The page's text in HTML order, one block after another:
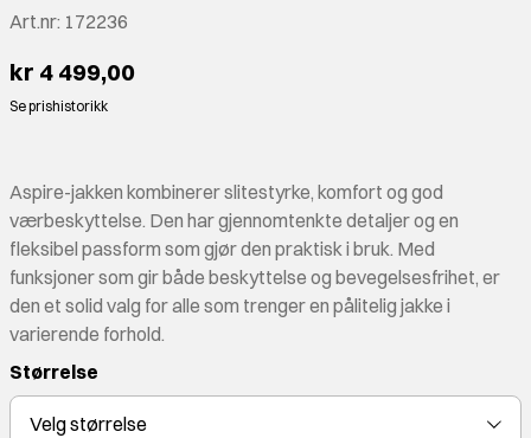
Art.nr: 172236
kr 4 499,00
Se prishistorikk
Aspire-jakken kombinerer slitestyrke, komfort og god
værbeskyttelse. Den har gjennomtenkte detaljer og en
fleksibel passform som gjør den praktisk i bruk. Med
funksjoner som gir både beskyttelse og bevegelsesfrihet, er
den et solid valg for alle som trenger en pålitelig jakke i
varierende forhold.
Størrelse
Velgstørrelse